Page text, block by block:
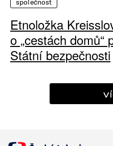
společnost
Etnoložka
o „cestách domů“
Státní bezpečnosti